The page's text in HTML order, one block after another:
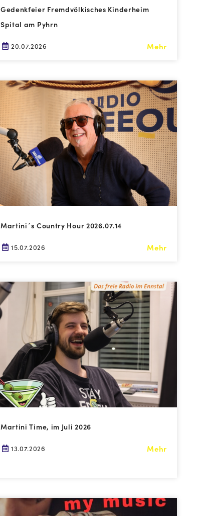
Gedenkfeier Fremdvölkisches Kinderheim
Spital am Pyhrn
20.07.2026 Mehr
Martini´s Country Hour 2026.07.14
15.07.2026 Mehr
Martini Time, im Juli 2026
13.07.2026 Mehr